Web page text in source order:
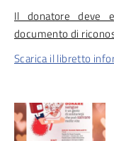
Il donatore deve
documento di
Scarica il libretto